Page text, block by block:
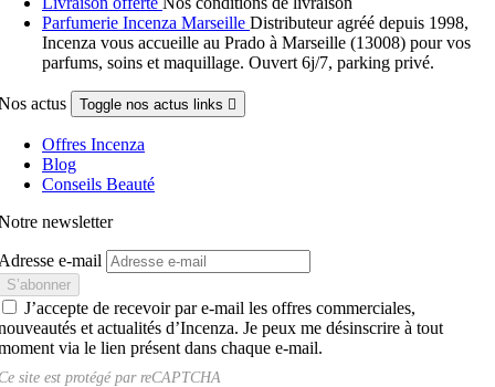
Parfumerie Incenza Marseille Distributeur agréé depuis 1998,
Incenza vous accueille au Prado à Marseille (13008) pour vos
parfums, soins et maquillage. Ouvert 6j/7, parking privé.
actus Toggle nos actus links 
Offres Incenza
Blog
Conseils Beauté
newsletter
e-mail
J’accepte de recevoir par e-mail les offres commerciales,
et actualités d’Incenza. Je peux me désinscrire à tout
via le lien présent dans chaque e-mail.
site est protégé parreCAPTCHA